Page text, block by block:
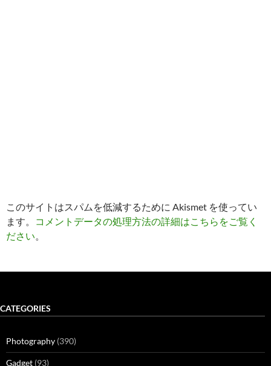
このサイトはスパムを低減するために Akismet を使ってい
ます。
コメントデータの処理方法の詳細はこちらをご覧く
ださい。
CATEGORIES
Photography (390)
Gadget (93)